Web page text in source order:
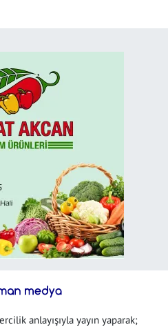
anlayışıyla yayın yaparak;